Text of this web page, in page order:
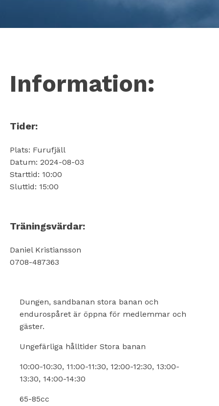
Information:
Tider:
Plats: Furufjäll
Datum: 2024-08-03
Starttid: 10:00
Sluttid: 15:00
Träningsvärdar:
Daniel Kristiansson
0708-487363
Dungen, sandbanan stora banan och
endurospåret är öppna för medlemmar och
gäster.
Ungefärliga hålltider Stora banan
10:00-10:30, 11:00-11:30, 12:00-12:30, 13:00-
13:30, 14:00-14:30
65-85cc